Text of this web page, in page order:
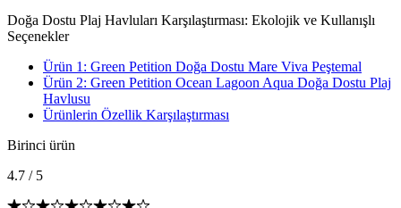
Doğa Dostu Plaj Havluları Karşılaştırması: Ekolojik ve Kullanışlı
Seçenekler
Ürün 1: Green Petition Doğa Dostu Mare Viva Peştemal
Ürün 2: Green Petition Ocean Lagoon Aqua Doğa Dostu Plaj
Havlusu
Ürünlerin Özellik Karşılaştırması
Birinci ürün
4.7 / 5